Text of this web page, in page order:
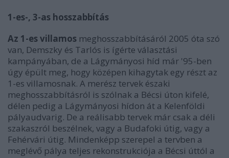
1-es-, 3-as hosszabbítás
Az 1-es villamos meghosszabbításáról 2005 óta szó
van, Demszky és Tarlós is ígérte választási
kampányában, de a Lágymányosi híd már '95-ben
úgy épült meg, hogy középen kihagytak egy részt az
1-es villamosnak. A merész tervek északi
meghosszabbításról is szólnak a Bécsi úton kifelé,
délen pedig a Lágymányosi hídon át a Kelenföldi
pályaudvarig. De a reálisabb tervek már csak a déli
szakaszról beszélnek, vagy a Budafoki útig, vagy a
Fehérvári útig. Mindenképp szerepel a tervben a
meglévő pálya teljes rekonstrukciója a Bécsi úttól a